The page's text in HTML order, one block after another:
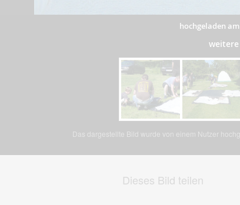
hochgeladen
Das dargestellte Bild wurde von einem Nutzer
Dieses Bild teilen